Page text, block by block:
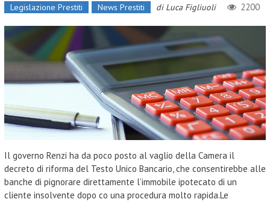
Legislazione Prestiti News Prestiti di Luca Figliuoli 2200
Il governo Renzi ha da poco posto al vaglio della Camera il
decreto di riforma del Testo Unico Bancario, che consentirebbe alle
banche di pignorare direttamente l’immobile ipotecato di un
cliente insolvente dopo co una procedura molto rapida.Le